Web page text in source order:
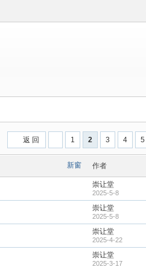
1 2 3 4 5
返 回
新窗 作者
崇让堂
2025-5-8
崇让堂
2025-5-8
崇让堂
2025-4-22
崇让堂
2025-3-17